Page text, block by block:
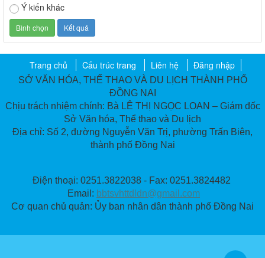
Ý kiến khác
Trang chủ Cấu trúc trang Liên hệ Đăng nhập
SỞ VĂN HÓA, THỂ THAO VÀ DU LỊCH THÀNH PHỐ
ĐỒNG NAI
Chịu trách nhiệm chính: Bà LÊ THỊ NGỌC LOAN – Giám đốc
Sở Văn hóa, Thể thao và Du lịch
Địa chỉ: Số 2, đường Nguyễn Văn Trị, phường Trấn Biên,
thành phố Đồng Nai
Điện thoại: 0251.3822038 - Fax: 0251.3824482
Email: bbtsvhttdldn@gmail.com
Cơ quan chủ quản: Ủy ban nhân dân thành phố Đồng Nai